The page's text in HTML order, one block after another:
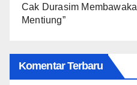
Cak Durasim
Mentiung”
Komentar Terbaru